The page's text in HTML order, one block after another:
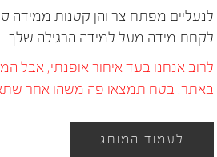
LONDON
LE
לנעליים מפתח צר והן קטנות ממידה
לקחת מידה מעל למידה הרגילה שלך.
לרוב אנחנו בעד איחור אופנתי, אבל
באתר. בטח תמצאו פה משהו אחר
לעמוד המותג